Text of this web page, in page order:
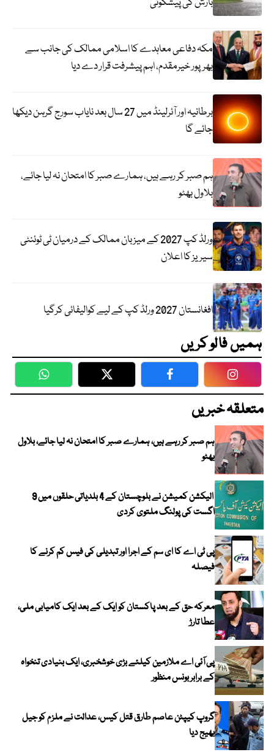
مکہ دفاعی معاہدے کا اسلامی ممالک کی جانب سے
بھرپور خیرمقدم، اہم پیشرفت قرار دے دیا
برطانیہ اور آئرلینڈ میں 27 سال بعد نایاب سورج گرہن دیکھا
جائے گا
ہم صبر کر رہے ہیں، ہمارے صبر کا امتحان نہ لیا جائے،
بلاول بھٹو
ورلڈ کپ 2027 کے میزبان ممالک کے درمیان ٹی ٹوئنٹی
سیریز کا اعلان
افغانستان 2027 ورلڈ کپ کے لیے کوالیفائی کرگیا
ہمیں فالو کریں
WhatsApp Twitter Facebook
متعلقہ خبریں
ہم صبر کر رہے ہیں، ہمارے صبر کا امتحان نہ لیا جائے، بلاول
بھٹو
الیکشن کمیشن نے بلوچستان کے 4 بلدیاتی حلقوں میں 9
اگست کی پولنگ ملتوی کردی
پی ٹی اے کا ای سم کے اجرا اور تبدیلی کی فیس کم کرنے کا
فیصلہ
معرکہ حق کے بعد پاکستان کو ایک کے بعد ایک کامیابی ملی،
عطا تارڑ
پی آئی اے ملازمین کیلئے بڑی خوشخبری، ایک بنیادی تنخواہ
کے برابر بونس منظور
گروپ کیپٹن عاصم طارق قتل کیس، عدالت نے ملزم کو جیل
بھیج دیا